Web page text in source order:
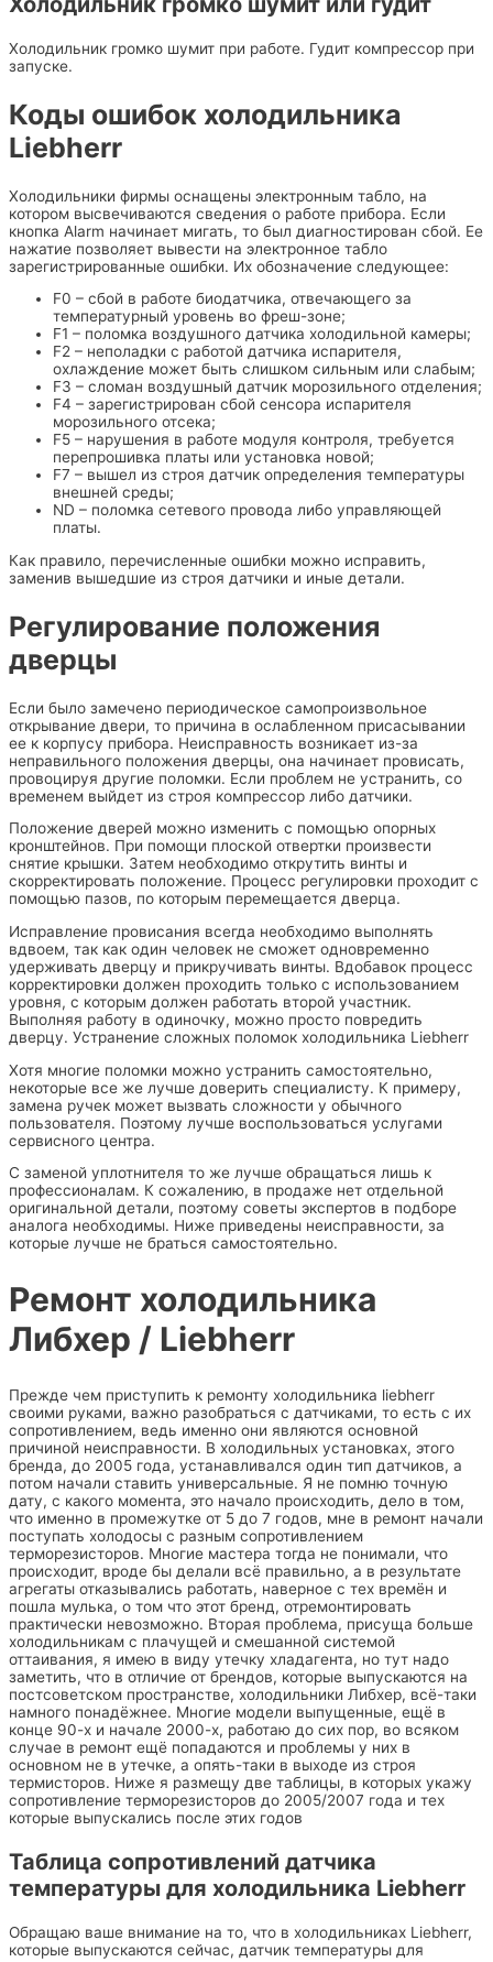
Холодильник громко шумит при работе. Гудит компрессор при
запуске.
Коды ошибок холодильника
Liebherr
Холодильники фирмы оснащены электронным табло, на
котором высвечиваются сведения о работе прибора. Если
кнопка Alarm начинает мигать, то был диагностирован сбой. Ее
нажатие позволяет вывести на электронное табло
зарегистрированные ошибки. Их обозначение следующее:
F0 – сбой в работе биодатчика, отвечающего за
температурный уровень во фреш-зоне;
F1 – поломка воздушного датчика холодильной камеры;
F2 – неполадки с работой датчика испарителя,
охлаждение может быть слишком сильным или слабым;
F3 – сломан воздушный датчик морозильного отделения;
F4 – зарегистрирован сбой сенсора испарителя
морозильного отсека;
F5 – нарушения в работе модуля контроля, требуется
перепрошивка платы или установка новой;
F7 – вышел из строя датчик определения температуры
внешней среды;
ND – поломка сетевого провода либо управляющей
платы.
Как правило, перечисленные ошибки можно исправить,
заменив вышедшие из строя датчики и иные детали.
Регулирование положения
дверцы
Если было замечено периодическое самопроизвольное
открывание двери, то причина в ослабленном присасывании
ее к корпусу прибора. Неисправность возникает из-за
неправильного положения дверцы, она начинает провисать,
провоцируя другие поломки. Если проблем не устранить, со
временем выйдет из строя компрессор либо датчики.
Положение дверей можно изменить с помощью опорных
кронштейнов. При помощи плоской отвертки произвести
снятие крышки. Затем необходимо открутить винты и
скорректировать положение. Процесс регулировки проходит с
помощью пазов, по которым перемещается дверца.
Исправление провисания всегда необходимо выполнять
вдвоем, так как один человек не сможет одновременно
удерживать дверцу и прикручивать винты. Вдобавок процесс
корректировки должен проходить только с использованием
уровня, с которым должен работать второй участник.
Выполняя работу в одиночку, можно просто повредить
дверцу. Устранение сложных поломок холодильника Liebherr
Хотя многие поломки можно устранить самостоятельно,
некоторые все же лучше доверить специалисту. К примеру,
замена ручек может вызвать сложности у обычного
пользователя. Поэтому лучше воспользоваться услугами
сервисного центра.
С заменой уплотнителя то же лучше обращаться лишь к
профессионалам. К сожалению, в продаже нет отдельной
оригинальной детали, поэтому советы экспертов в подборе
аналога необходимы. Ниже приведены неисправности, за
которые лучше не браться самостоятельно.
Ремонт холодильника
Либхер / Liebherr
Прежде чем приступить к ремонту холодильника liebherr
своими руками, важно разобраться с датчиками, то есть с их
сопротивлением, ведь именно они являются основной
причиной неисправности. В холодильных установках, этого
бренда, до 2005 года, устанавливался один тип датчиков, а
потом начали ставить универсальные. Я не помню точную
дату, с какого момента, это начало происходить, дело в том,
что именно в промежутке от 5 до 7 годов, мне в ремонт начали
поступать холодосы с разным сопротивлением
терморезисторов. Многие мастера тогда не понимали, что
происходит, вроде бы делали всё правильно, а в результате
агрегаты отказывались работать, наверное с тех времён и
пошла мулька, о том что этот бренд, отремонтировать
практически невозможно. Вторая проблема, присуща больше
холодильникам с плачущей и смешанной системой
оттаивания, я имею в виду утечку хладагента, но тут надо
заметить, что в отличие от брендов, которые выпускаются на
постсоветском пространстве, холодильники Либхер, всё-таки
намного понадёжнее. Многие модели выпущенные, ещё в
конце 90-х и начале 2000-х, работаю до сих пор, во всяком
случае в ремонт ещё попадаются и проблемы у них в
основном не в утечке, а опять-таки в выходе из строя
термисторов. Ниже я размещу две таблицы, в которых укажу
сопротивление терморезисторов до 2005/2007 года и тех
которые выпускались после этих годов
Таблица сопротивлений датчика
температуры для холодильника Liebherr
Обращаю ваше внимание на то, что в холодильниках Liebherr,
которые выпускаются сейчас, датчик температуры для